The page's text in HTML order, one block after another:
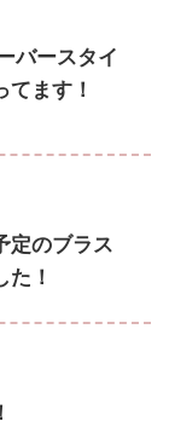
バースタイ
ます！
定のブラス
！